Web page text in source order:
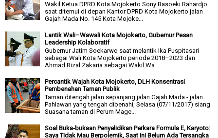
Wakil Ketua DPRD Kota Mojokerto Sony Basoeki Rahardjo
saat ditemui di depan Kantor DPRD Kota Mojokerto jalan
Gajah Mada No. 145 Kota Mojoke...
Lantik Wali–Wawali Kota Mojokerto, Gubernur Pesan
Leadership Kolaboratif
Gubernur Jatim Soekarwo saat melantik Ika Puspitasari
sebagai Wali Kota Mojokerto periode 2018–2023 dan
Ahmad Rizal Zakaria sebagai Wakil Wa...
Percantik Wajah Kota Mojokerto, DLH Konsentrasi
Pembenahan Taman Publik
Taman ditengah jalan sepanjang jalan Gajah Mada - jalan
Pahlawan yang tengah dibenahi, Selasa (07/11/2017) siang
Suasana taman di Perum Mage...
Soal Buka-bukaan Penyelidikan Perkara Formula E, Karyoto:
Saya Tidak Mau Berpolemik, Saat Ini Belum Ada Tersangka